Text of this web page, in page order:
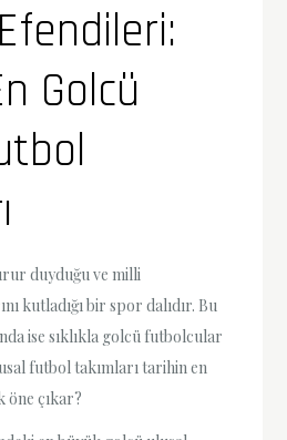
Golcü
duyduğu ve milli
kutladığı bir spor dalıdır. Bu
ise sıklıkla golcü futbolcular
futbol takımları tarihin en
öne çıkar?